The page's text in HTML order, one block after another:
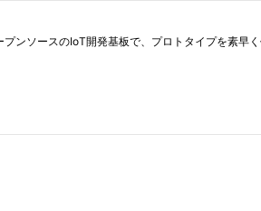
ソースのIoT開発基板で、プロトタイプを素早